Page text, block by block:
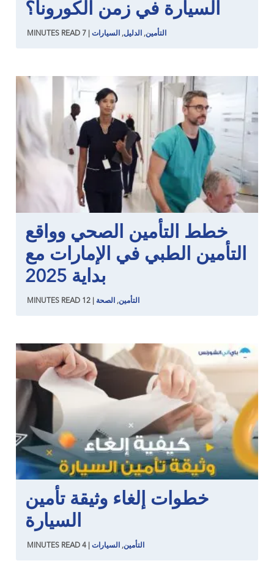
السيارة في زمن الكورونا؟
التأمين, الدليل, السيارات 7
MINUTES READ
خطط التأمين الصحي وواقع
التأمين الطبي في الإمارات مع
بداية 2025
التأمين, الصحة 12
MINUTES READ
خطوات إلغاء وثيقة تأمين
السيارة
التأمين, السيارات 4
MINUTES READ